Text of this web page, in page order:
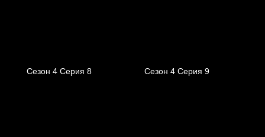
Сезон 4 Серия 8 Сезон 4 Серия 9